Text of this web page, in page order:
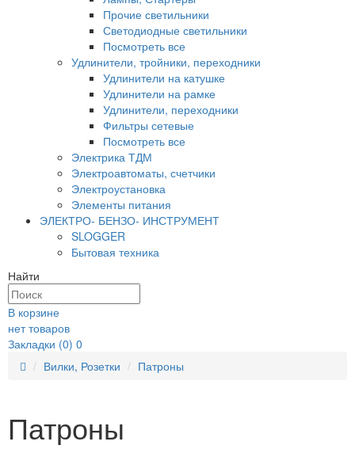
Прочие светильники
Светодиодные светильники
Посмотреть все
Удлинители, тройники, переходники
Удлинители на катушке
Удлинители на рамке
Удлинители, переходники
Фильтры сетевые
Посмотреть все
Электрика ТДМ
Электроавтоматы, счетчики
Электроустановка
Элементы питания
ЭЛЕКТРО- БЕНЗО- ИНСТРУМЕНТ
SLOGGER
Бытовая техника
Найти
В корзине
нет товаров
Закладки (0) 0
Вилки, Розетки
Патроны
Патроны